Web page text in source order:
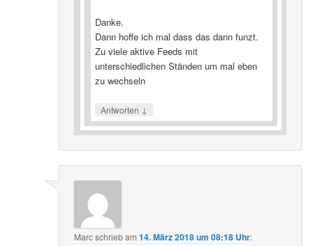
Danke.
Dann hoffe ich mal dass das dann funzt.
Zu viele aktive Feeds mit
unterschiedlichen Ständen um mal eben
zu wechseln
Antworten ↓
Marcschriebam14. März 2018 um 08:18 Uhr: